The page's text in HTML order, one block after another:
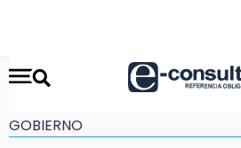
GOBIERNO